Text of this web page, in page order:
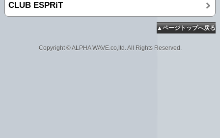
CLUB ESPRiT
▲ページトップへ戻る
Copyright © ALPHA WAVE.co,ltd. All Rights Reserved.